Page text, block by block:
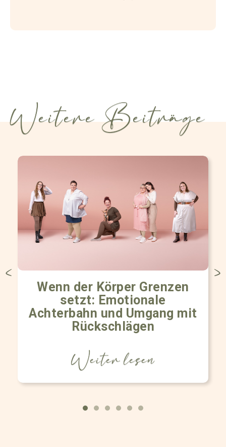
Weitere Beiträge
Wenn der Körper Grenzen
setzt: Emotionale
Achterbahn und Umgang mit
Rückschlägen
Weiter lesen